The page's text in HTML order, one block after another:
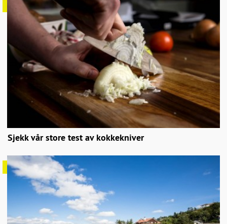
Sjekk vår store test av kokkekniver